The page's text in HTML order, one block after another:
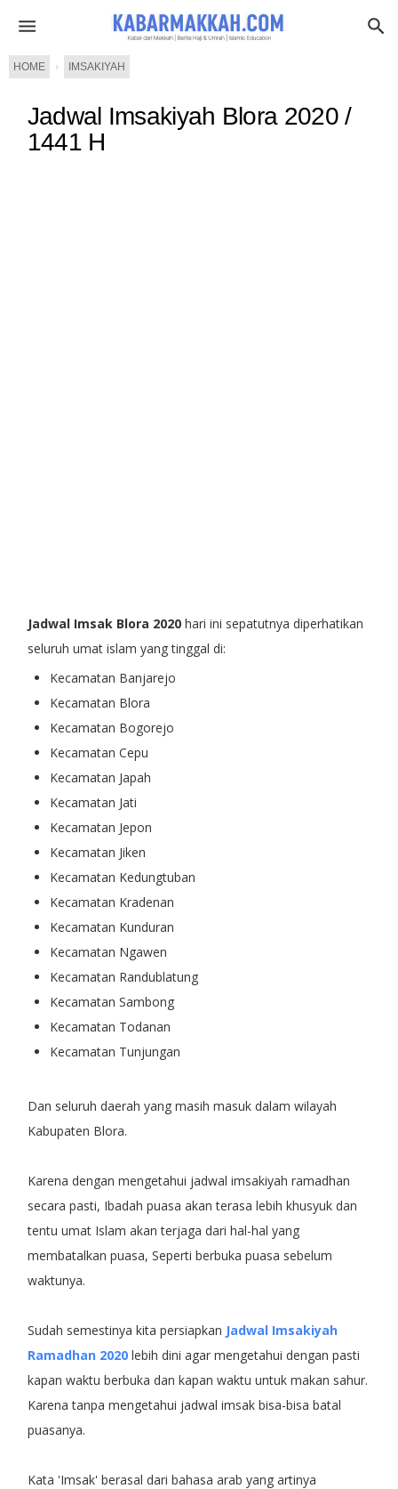
HOME › IMSAKIYAH
Jadwal Imsakiyah Blora 2020 /
1441 H
Jadwal Imsak Blora 2020hari ini sepatutnya diperhatikan
seluruh umat islam yang tinggal di:
Kecamatan Banjarejo
Kecamatan Blora
Kecamatan Bogorejo
Kecamatan Cepu
Kecamatan Japah
Kecamatan Jati
Kecamatan Jepon
Kecamatan Jiken
Kecamatan Kedungtuban
Kecamatan Kradenan
Kecamatan Kunduran
Kecamatan Ngawen
Kecamatan Randublatung
Kecamatan Sambong
Kecamatan Todanan
Kecamatan Tunjungan
Dan seluruh daerah yang masih masuk dalam wilayah
Kabupaten Blora.
Karena dengan mengetahui jadwal imsakiyah ramadhan
secara pasti, Ibadah puasa akan terasa lebih khusyuk dan
tentu umat Islam akan terjaga dari hal-hal yang
membatalkan puasa, Seperti berbuka puasa sebelum
waktunya.
Sudah semestinya kita persiapkan Jadwal Imsakiyah
Ramadhan 2020lebih dini agar mengetahui dengan pasti
kapan waktu berbuka dan kapan waktu untuk makan sahur.
Karena tanpa mengetahui jadwal imsak bisa-bisa batal
puasanya.
Kata 'Imsak' berasal dari bahasa arab yang artinya